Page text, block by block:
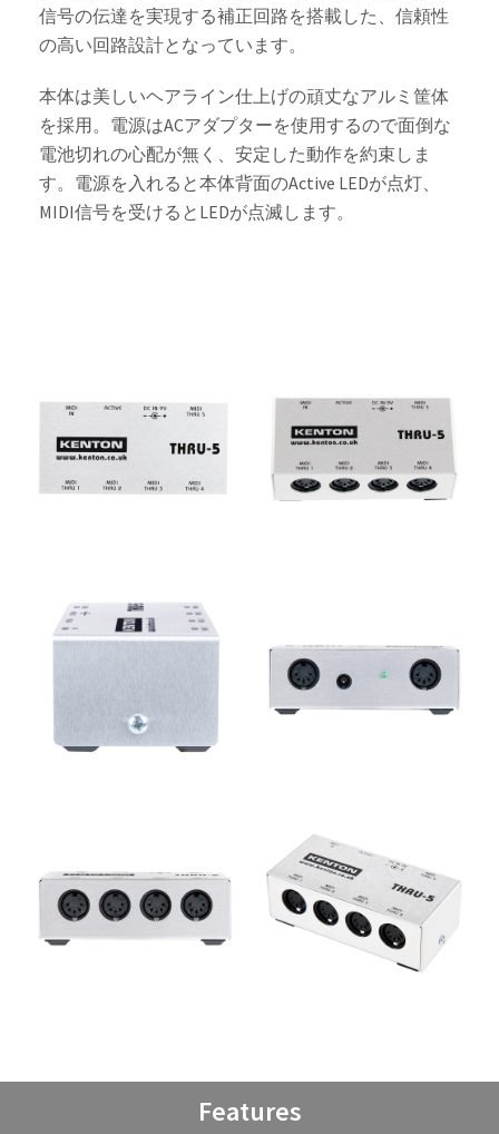
信号の伝達を実現する補正回路を搭載した、信頼性
の高い回路設計となっています。
本体は美しいヘアライン仕上げの頑丈なアルミ筐体
を採用。電源はACアダプターを使用するので面倒な
電池切れの心配が無く、安定した動作を約束しま
す。電源を入れると本体背面のActive LEDが点灯、
MIDI信号を受けるとLEDが点滅します。
Features